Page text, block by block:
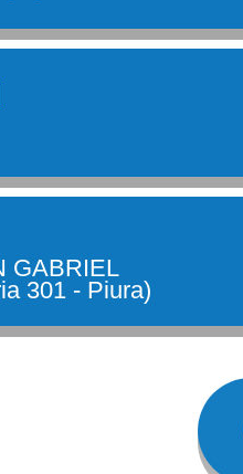
GABRIEL
301 - Piura)